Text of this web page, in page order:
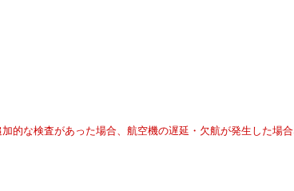
的な検査があった場合、航空機の遅延・欠航が発生した場